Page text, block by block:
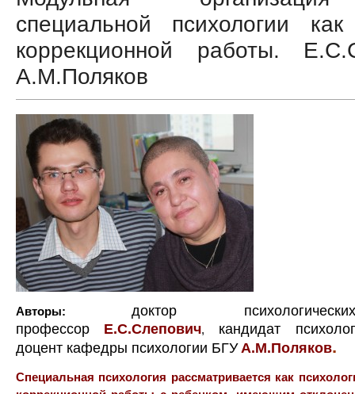
специальной психологии как
коррекционной работы.
А.М.Поляков
Авторы:доктор
профессор
Е.С.Слепович, кандидат
доцент кафедры психологии БГУА.М.Поляков.
Специальная психология рассматривается как